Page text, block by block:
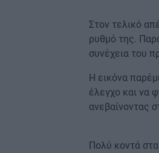
Στον τελικό
ρυθμό της.
συνέχεια του
Η εικόνα
έλεγχο και να
ανεβαίνοντας
Πολύ κοντά